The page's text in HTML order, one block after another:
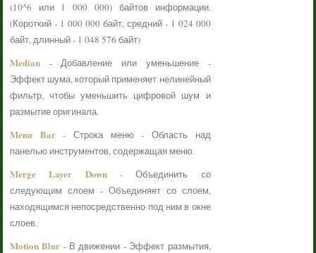
(10^6 или 1 000 000) байтов информации.
(Короткий - 1 000 000 байт, средний - 1 024 000
байт, длинный - 1 048 576 байт)
Median- Добавление или уменьшение -
Эффект шума, который применяет нелинейный
фильтр, чтобы уменьшить цифровой шум и
размытие оригинала.
Menu Bar- Строка меню - Область над
панелью инструментов, содержащая меню.
Merge Layer Down- Объединить со
следующим слоем - Объединяет со слоем,
находящимся непосредственно под ним в окне
слоев.
Motion Blur - В движении - Эффект размытия,